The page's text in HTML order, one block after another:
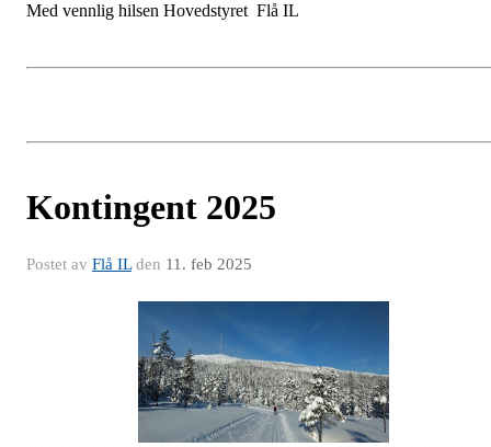
Med vennlig hilsen Hovedstyret Flå IL
Kontingent 2025
Postet av Flå ILden 11. feb 2025